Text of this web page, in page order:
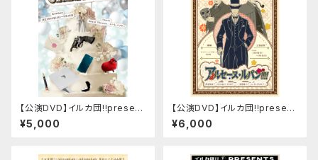
【公演DVD】イルカ団!!present
s「C.R.E.A.M!!!!!」
¥5,000
【公演DVD】イルカ団!!present
s「アルセーヌ・ルパン!!!!」『黄金
仮面!!～MASQUE D'OR!!～』
¥6,000